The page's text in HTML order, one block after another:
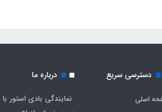
دسترسی سریع
اصلی
درباره ما
نمایندگی بادی استور